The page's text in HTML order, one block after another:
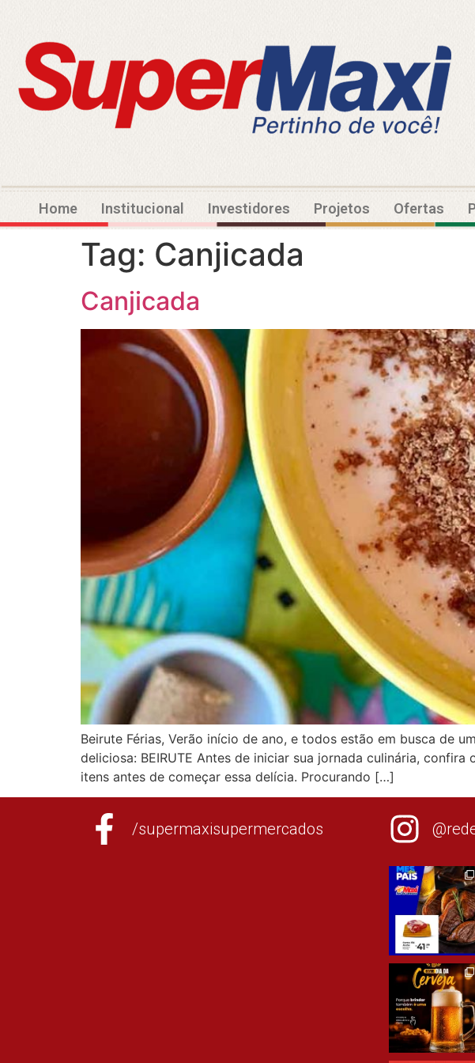
Home Institucional Investidores Projetos Ofertas
Tag: Canjicada
Canjicada
Beirute Férias, Verão início de ano, e todos estão em busca de
deliciosa: BEIRUTE Antes de iniciar sua jornada culinária,
itens antes de começar essa delícia. Procurando […]
/supermaxisupermercados